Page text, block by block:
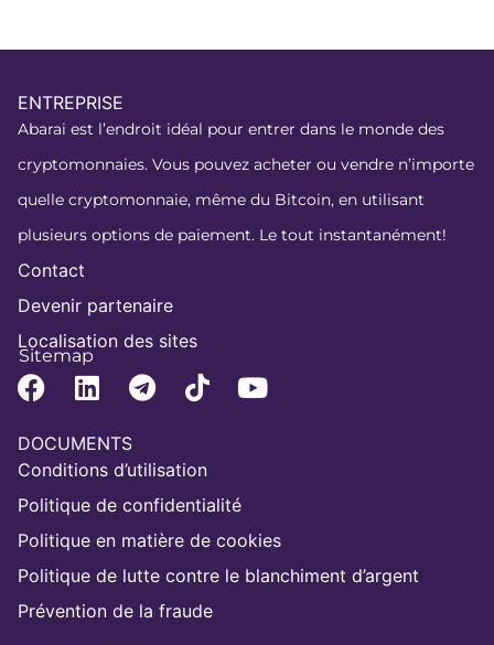
ENTREPRISE
Abarai est l’endroit idéal pour entrer dans le monde des
cryptomonnaies. Vous pouvez acheter ou vendre n’importe
quelle cryptomonnaie, même du Bitcoin, en utilisant
plusieurs options de paiement. Le tout instantanément!
Contact
Devenir partenaire
Localisation des sites
Sitemap
DOCUMENTS
Conditions d’utilisation
Politique de confidentialité
Politique en matière de cookies
Politique de lutte contre le blanchiment d’argent
Prévention de la fraude